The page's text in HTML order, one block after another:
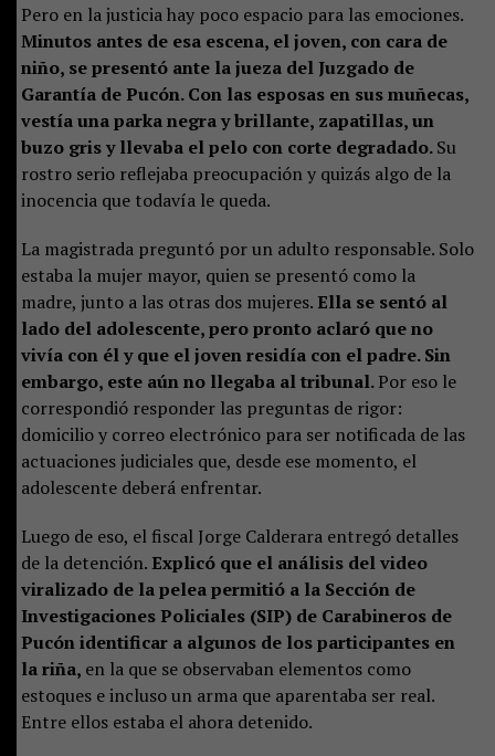
Pero en la justicia hay poco espacio para las emociones.
Minutos antes de esa escena, el joven, con cara de
niño, se presentó ante la jueza del Juzgado de
Garantía de Pucón. Con las esposas en sus muñecas,
vestía una parka negra y brillante, zapatillas, un
buzo gris y llevaba el pelo con corte degradado.Su
rostro serio reflejaba preocupación y quizás algo de la
inocencia que todavía le queda.
La magistrada preguntó por un adulto responsable. Solo
estaba la mujer mayor, quien se presentó como la
madre, junto a las otras dos mujeres. Ella se sentó al
lado del adolescente, pero pronto aclaró que no
vivía con él y que el joven residía con el padre. Sin
embargo, este aún no llegaba al tribunal.Por eso le
correspondió responder las preguntas de rigor:
domicilio y correo electrónico para ser notificada de las
actuaciones judiciales que, desde ese momento, el
adolescente deberá enfrentar.
Luego de eso, el fiscal Jorge Calderara entregó detalles
de la detención. Explicó que el análisis del video
viralizado de la pelea permitió a la Sección de
Investigaciones Policiales (SIP) de Carabineros de
Pucón identificar a algunos de los participantes en
la riña, en la que se observaban elementos como
estoques e incluso un arma que aparentaba ser real.
Entre ellos estaba el ahora detenido.